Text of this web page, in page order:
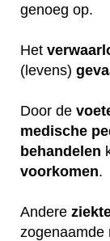
genoeg op.
Het
(levens)
Door de
medische
behandelen
voorkomen.
Andere
zogenaamde